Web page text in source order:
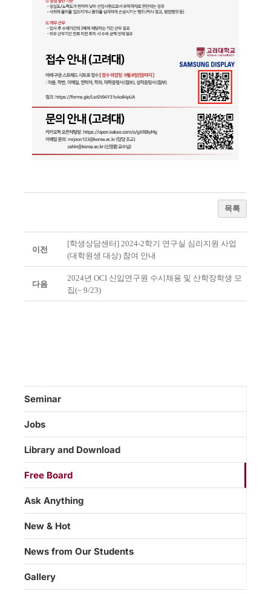
목록
이전
[학생상담센터] 2024-2학기 연구실 심리지원 사업
(대학원생 대상) 참여 안내
다음
2024년 OCI 신입연구원 수시채용 및 산학장학생 모
집(~ 9/23)
Seminar
Jobs
Library and Download
Free Board
Ask Anything
New & Hot
News from Our Students
Gallery